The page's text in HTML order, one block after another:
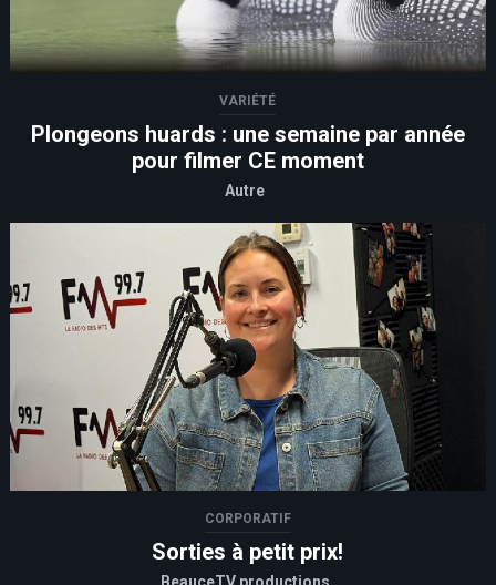
VARIÉTÉ
Plongeons huards : une semaine par année
pour filmer CE moment
Autre
CORPORATIF
Sorties à petit prix!
BeauceTV productions